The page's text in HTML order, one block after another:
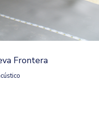
Frontera